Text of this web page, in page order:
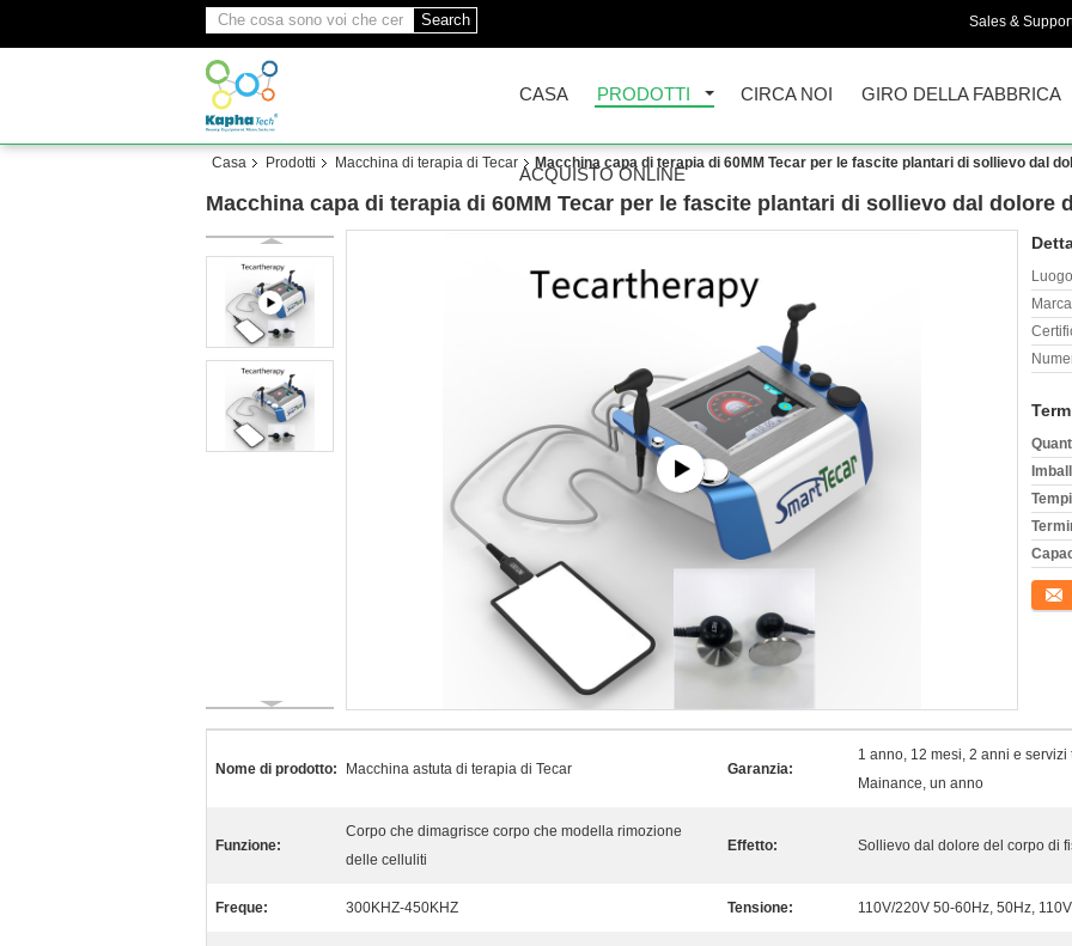
Search Sales &
CASA PRODOTTI CIRCA NOI GIRO DELLA FABBRICA
ACQUISTO ONLINE
Casa Prodotti Macchina di terapia di Tecar Macchina capa di terapia di 60MM Tecar per le fascite plantari di sollievo dal
Macchina capa di terapia di 60MM Tecar per le fascite plantari di sollievo dal dolore
Nome di prodotto: Macchina astuta di terapia di Tecar Garanzia:
1 anno, 12 mesi, 2 anni e
Mainance, un anno
Funzione:
Corpo che dimagrisce corpo che modella rimozione
delle celluliti
Effetto: Sollievo dal dolore del corpo di
Freque: 300KHZ-450KHZ Tensione: 110V/220V 50-60Hz, 50Hz,